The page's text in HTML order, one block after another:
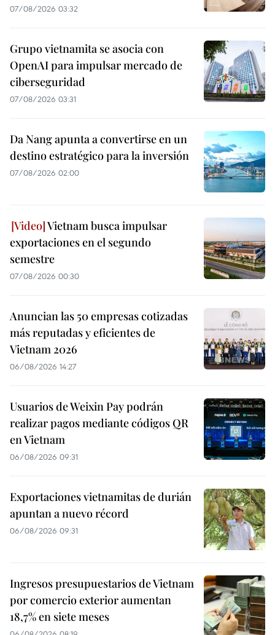
07/08/2026 03:32
Grupo vietnamita se asocia con
OpenAI para impulsar mercado de
ciberseguridad
07/08/2026 03:31
Da Nang apunta a convertirse en un
destino estratégico para la inversión
07/08/2026 02:00
Vietnam busca impulsar
exportaciones en el segundo
semestre
07/08/2026 00:30
Anuncian las 50 empresas cotizadas
más reputadas y eficientes de
Vietnam 2026
06/08/2026 14:27
Usuarios de Weixin Pay podrán
realizar pagos mediante códigos QR
en Vietnam
06/08/2026 09:31
Exportaciones vietnamitas de durián
apuntan a nuevo récord
06/08/2026 09:31
Ingresos presupuestarios de Vietnam
por comercio exterior aumentan
18,7% en siete meses